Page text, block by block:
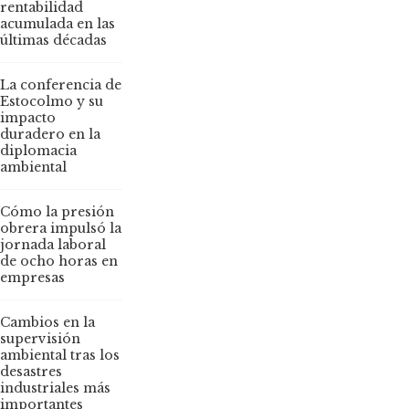
rentabilidad
acumulada en las
últimas décadas
La conferencia de
Estocolmo y su
impacto
duradero en la
diplomacia
ambiental
Cómo la presión
obrera impulsó la
jornada laboral
de ocho horas en
empresas
Cambios en la
supervisión
ambiental tras los
desastres
industriales más
importantes